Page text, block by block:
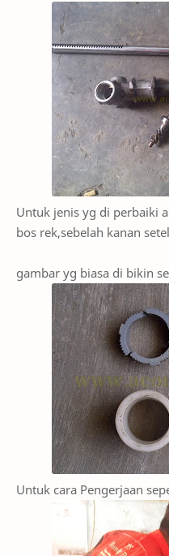
Untuk jenis yg di perbaiki
bos rek,sebelah kanan
gambar yg biasa di bikin
Untuk cara Pengerjaan